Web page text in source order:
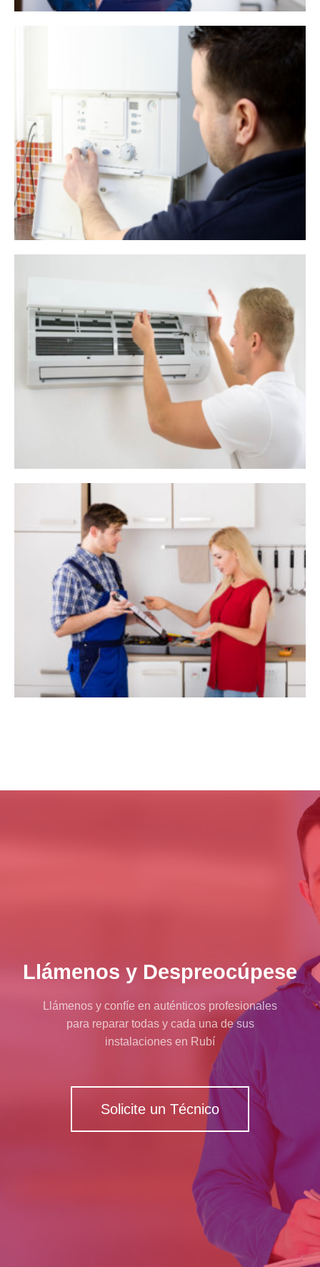
Llámenos y Despreocúpese
Llámenos y confíe en auténticos profesionales
para reparar todas y cada una de sus
instalaciones en Rubí
Solicite un Técnico